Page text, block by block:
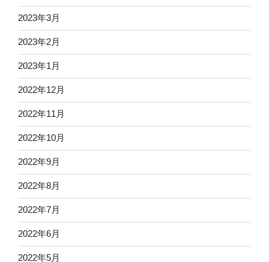
2023年3月
2023年2月
2023年1月
2022年12月
2022年11月
2022年10月
2022年9月
2022年8月
2022年7月
2022年6月
2022年5月